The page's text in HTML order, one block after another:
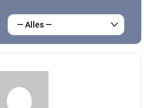
— Alles —